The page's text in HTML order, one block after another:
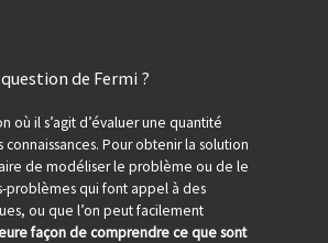
de Fermi ?
où il s’agit d’évaluer une quantité
connaissances. Pour obtenir la solution
de modéliser le problème ou de le
problèmes qui font appel à des
ou que l’on peut facilement
façon de comprendre ce que sont